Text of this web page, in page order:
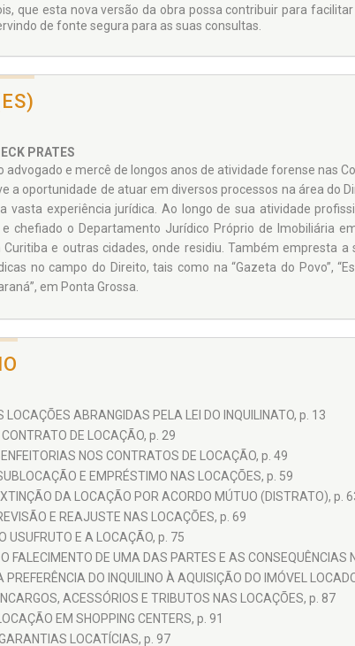
que esta nova versão da obra possa contribuir para
de fonte segura para as suas consultas.
PRATES
advogado e mercê de longos anos de atividade forense nas
a oportunidade de atuar em diversos processos na área do
vasta experiência jurídica. Ao longo de sua atividade
chefiado o Departamento Jurídico Próprio de Imobiliária
Curitiba e outras cidades, onde residiu. Também empresta
no campo do Direito, tais como na “Gazeta do Povo”,
em Ponta Grossa.
ABRANGIDAS PELA LEI DO INQUILINATO, p. 13
DE LOCAÇÃO, p. 29
NOS CONTRATOS DE LOCAÇÃO, p. 49
E EMPRÉSTIMO NAS LOCAÇÕES, p. 59
DA LOCAÇÃO POR ACORDO MÚTUO (DISTRATO), p.
E REAJUSTE NAS LOCAÇÕES, p. 69
USUFRUTO E A LOCAÇÃO, p. 75
FALECIMENTO DE UMA DAS PARTES E AS CONSEQUÊNCIAS
DO INQUILINO À AQUISIÇÃO DO IMÓVEL
ACESSÓRIOS E TRIBUTOS NAS LOCAÇÕES, p. 87
EM SHOPPING CENTERS, p. 91
LOCATÍCIAS, p. 97